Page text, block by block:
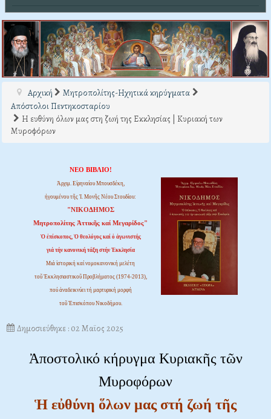
Αρχική
Μητροπολίτης-Ηχητικά κηρύγματα
Απόστολοι Πεντηκοσταρίου
Η ευθύνη όλων μας στη ζωή της Εκκλησίας | Κυριακή των
Μυροφόρων
ΝΕΟ ΒΙΒΛΙΟ!
Ἀρχιμ. Εἰρηναίου Μπουσδέκη,
ἡγουμένου τῆς Ἱ. Μονῆς Νέου Στουδίου:
"ΝΙΚΟΔΗΜΟΣ
Μητροπολίτης Ἀττικῆς καί Μεγαρίδος"
Ὁ ἐπίσκοπος, Ὁ θεολόγος καί ὁ ἀγωνιστής
γιά τήν κανονική τάξη στήν Ἐκκλησία
Μιά ἱστορική καί νομοκανονική μελέτη
τοῦ Ἐκκλησιαστικοῦ Προβλήματος (1974-2013),
πού ἀναδεικνύει τή μαρτυρική μορφή
τοῦ Ἐπισκόπου Νικοδήμου.
Δημοσιεύθηκε : 02 Μαϊος 2025
Ἀποστολικό κήρυγμα Κυριακῆς τῶν
Μυροφόρων
Ἡ εὐθύνη ὅλων μας στή ζωή τῆς